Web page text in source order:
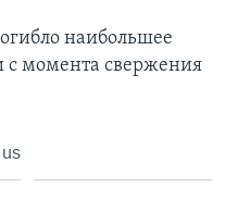
наибольшее
с момента свержения